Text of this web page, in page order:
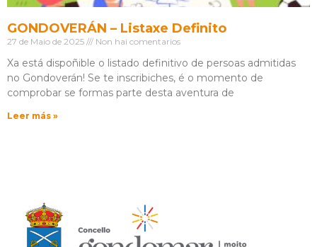
GONDOVERÁN – Listaxe Definito
27 de Maio de 2025 Non hai comentarios
Xa está dispoñible o listado definitivo de persoas admitidas
no Gondoverán! Se te inscribiches, é o momento de
comprobar se formas parte desta aventura de
Leer más »